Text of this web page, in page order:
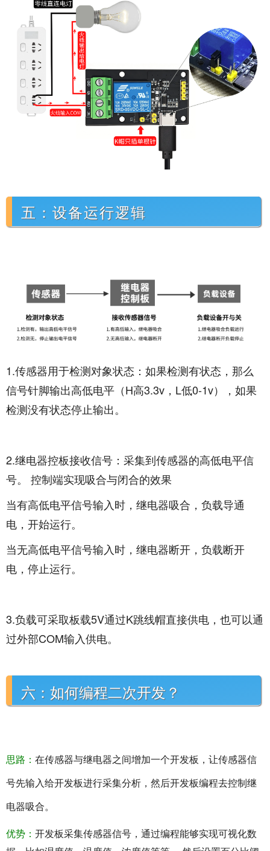
五：设备运行逻辑
1.传感器用于检测对象状态：如果检测有状态，那么
信号针脚输出高低电平（H高3.3v，L低0-1v），如果
检测没有状态停止输出。
2.继电器控板接收信号：采集到传感器的高低电平信
号。 控制端实现吸合与闭合的效果
当有高低电平信号输入时，继电器吸合，负载导通
电，开始运行。
当无高低电平信号输入时，继电器断开，负载断开
电，停止运行。
3.负载可采取板载5V通过K跳线帽直接供电，也可以通
过外部COM输入供电。
六：如何编程二次开发？
思路： 在传感器与继电器之间增加一个开发板，让传感器信
号先输入给开发板进行采集分析，然后开发板编程去控制继
电器吸合。
优势： 开发板采集传感器信号，通过编程能够实现可视化数